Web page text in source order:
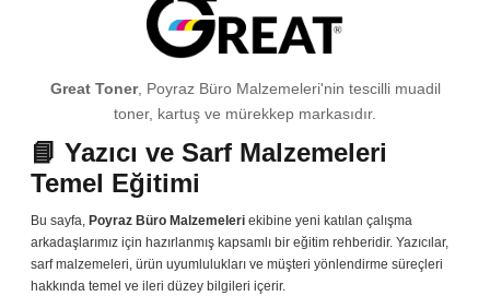
Great Toner, Poyraz Büro Malzemeleri'nin tescilli muadil
toner, kartuş ve mürekkep markasıdır.
📘 Yazıcı ve Sarf Malzemeleri
Temel Eğitimi
Bu sayfa, Poyraz Büro Malzemeleri ekibine yeni katılan çalışma
arkadaşlarımız için hazırlanmış kapsamlı bir eğitim rehberidir. Yazıcılar,
sarf malzemeleri, ürün uyumlulukları ve müşteri yönlendirme süreçleri
hakkında temel ve ileri düzey bilgileri içerir.